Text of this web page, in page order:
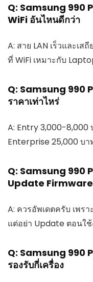
Q: Samsung 990
WiFi อันไหนดีกว่า
A: สาย LAN เร็วและเ
ที่ WiFi เหมาะกับ
Q: Samsung 990
ราคาเท่าไหร่
A: Entry 3,000-8,000
Enterprise 25,000 บ
Q: Samsung 990
Update
A: ควรอัพเดตครับ เพร
แต่อย่า Update ตอนใ
Q: Samsung 990
รองรับกี่เครื่อง